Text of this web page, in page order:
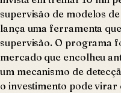
supervisão de modelos
lança uma ferramenta
supervisão. O programa
mercado que encolheu
um mecanismo de
o investimento pode virar